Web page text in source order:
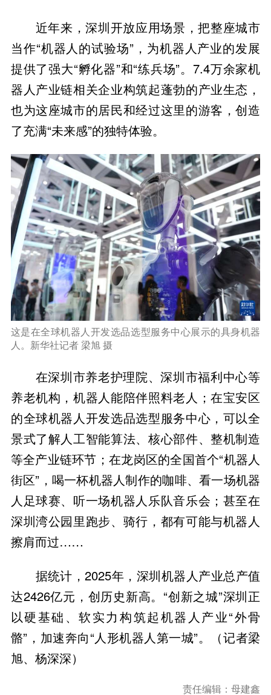
近年来，深圳开放应用场景，把整座城市
当作“机器人的试验场”，为机器人产业的发展
提供了强大“孵化器”和“练兵场”。7.4万余家机
器人产业链相关企业构筑起蓬勃的产业生态，
也为这座城市的居民和经过这里的游客，创造
了充满“未来感”的独特体验。
这是在全球机器人开发选品选型服务中心展示的具身机器
人。新华社记者 梁旭 摄
在深圳市养老护理院、深圳市福利中心等
养老机构，机器人能陪伴照料老人；在宝安区
的全球机器人开发选品选型服务中心，可以全
景式了解人工智能算法、核心部件、整机制造
等全产业链环节；在龙岗区的全国首个“机器人
街区”，喝一杯机器人制作的咖啡、看一场机器
人足球赛、听一场机器人乐队音乐会；甚至在
深圳湾公园里跑步、骑行，都有可能与机器人
擦肩而过……
据统计，2025年，深圳机器人产业总产值
达2426亿元，创历史新高。“创新之城”深圳正
以硬基础、软实力构筑起机器人产业“外骨
骼”，加速奔向“人形机器人第一城”。（记者梁
旭、杨深深）
责任编辑：母建鑫